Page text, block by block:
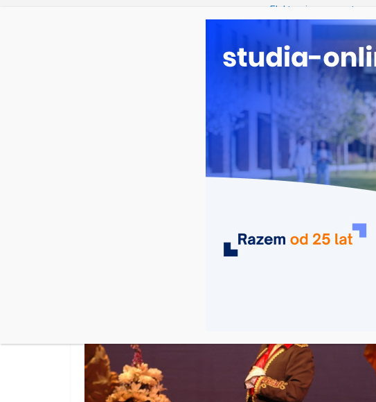
Prawo w Łomży
Pedagogika
Kosmetologia w Opolu
Logistyka – studia
UCZELNIE KIERUNKI RODZAJE